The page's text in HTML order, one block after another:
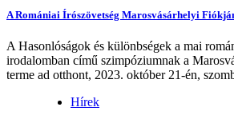
A Romániai Írószövetség Marosvásárhelyi
A Hasonlóságok és különbségek a mai
irodalomban című szimpóziumnak a
terme ad otthont, 2023. október 21-én,
Hírek